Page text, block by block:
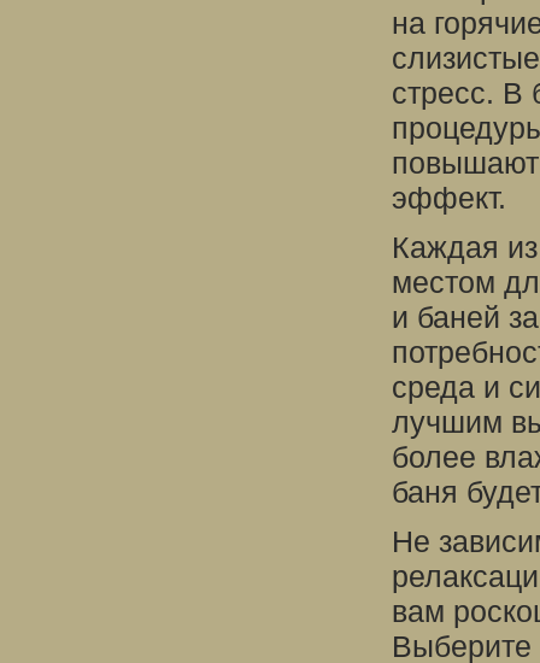
на
стресс. В
эффект.
Каждая
местом
и баней
среда и
лучшим
более
баня
Не
вам
Выберите